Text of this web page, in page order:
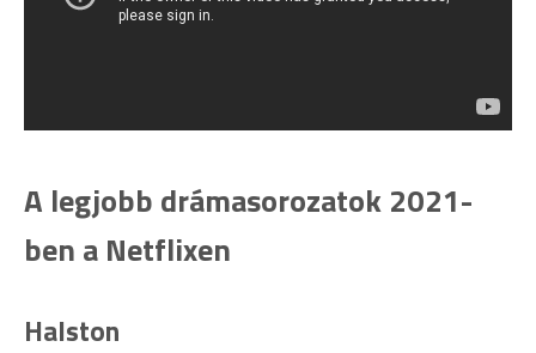
A legjobb drámasorozatok 2021-
ben a Netflixen
Halston